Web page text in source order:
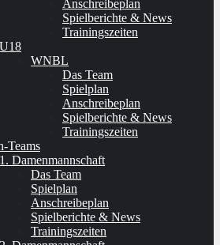
Anschreibeplan
Spielberichte & News
Trainingszeiten
U18
WNBL
Das Team
Spielplan
Anschreibeplan
Spielberichte & News
Trainingszeiten
Teams
1. Damenmannschaft
Das Team
Spielplan
Anschreibeplan
Spielberichte & News
Trainingszeiten